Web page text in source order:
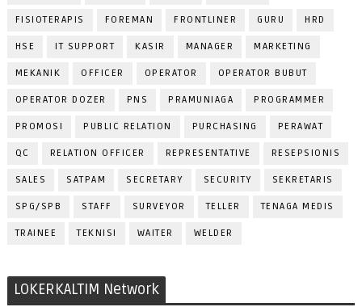
FISIOTERAPIS FOREMAN FRONTLINER GURU HRD
HSE IT SUPPORT KASIR MANAGER MARKETING
MEKANIK OFFICER OPERATOR OPERATOR BUBUT
OPERATOR DOZER PNS PRAMUNIAGA PROGRAMMER
PROMOSI PUBLIC RELATION PURCHASING PERAWAT
QC RELATION OFFICER REPRESENTATIVE RESEPSIONIS
SALES SATPAM SECRETARY SECURITY SEKRETARIS
SPG/SPB STAFF SURVEYOR TELLER TENAGA MEDIS
TRAINEE TEKNISI WAITER WELDER
LOKERKALTIM Network